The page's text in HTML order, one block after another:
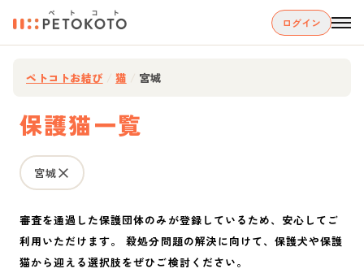
ログイン
ペトコトお結び 猫 宮城
保護猫一覧
宮城
審査を通過した保護団体のみが登録しているため、安心してご
利用いただけます。 殺処分問題の解決に向けて、保護犬や保護
猫から迎える選択肢をぜひご検討ください。